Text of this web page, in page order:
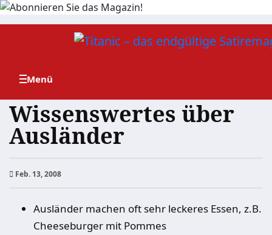
Zum
Wissenswertes über
Ausländer
Feb. 13, 2008
Ausländer machen oft sehr leckeres Essen, z.B.
Cheeseburger mit Pommes